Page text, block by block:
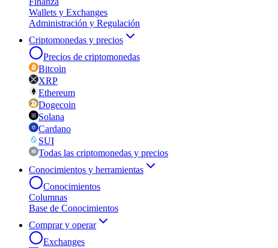
Wallets y Exchanges
Administración y Regulación
Criptomonedas y precios
Precios de criptomonedas
Bitcoin
XRP
Ethereum
Dogecoin
Solana
Cardano
SUI
Todas las criptomonedas y precios
Conocimientos y herramientas
Conocimientos
Columnas
Base de Conocimientos
Comprar y operar
Exchanges